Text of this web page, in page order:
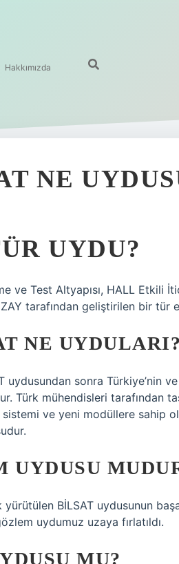
Hakkımızda
NE
UYDU?
ve Test Altyapısı, HALL Etkili
tarafından geliştirilen bir
NE UYDULARI?
uydusundan sonra Türkiye’nin
Türk mühendisleri tarafından
ve yeni modüllere sahip
UYDUSU
BİLSAT uydusunun
uydumuz uzaya fırlatıldı.
MU?